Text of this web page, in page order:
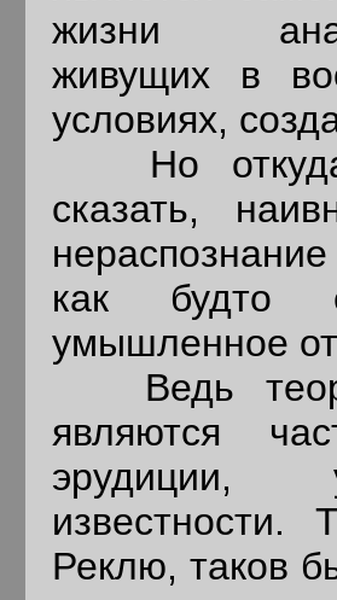
жизни
живущих в
условиях,
Но откуда
сказать,
как будто
умышленное
Ведь
являются
эрудиции,
известности.
Реклю, таков